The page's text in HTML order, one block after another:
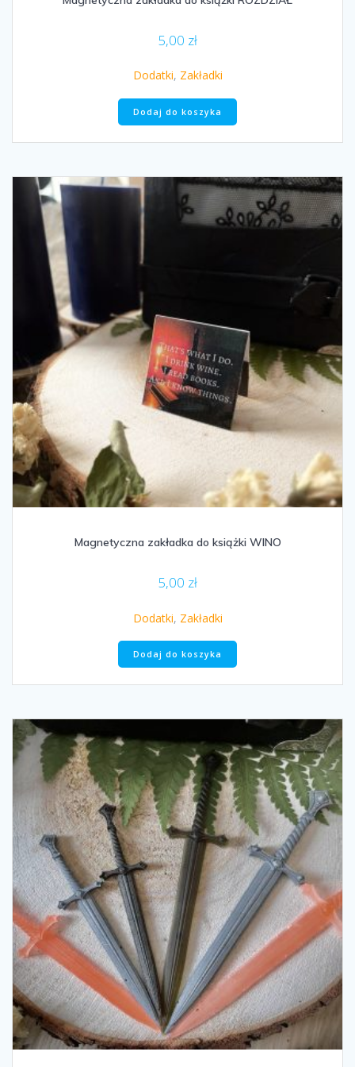
5,00 zł
Dodatki, Zakładki
Dodaj do koszyka
Magnetyczna zakładka do książki WINO
5,00 zł
Dodatki, Zakładki
Dodaj do koszyka